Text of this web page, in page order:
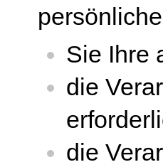
Sie Ihre
die
die